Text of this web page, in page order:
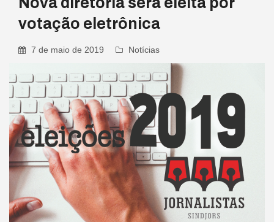
votação eletrônica
7 de maio de 2019 Notícias